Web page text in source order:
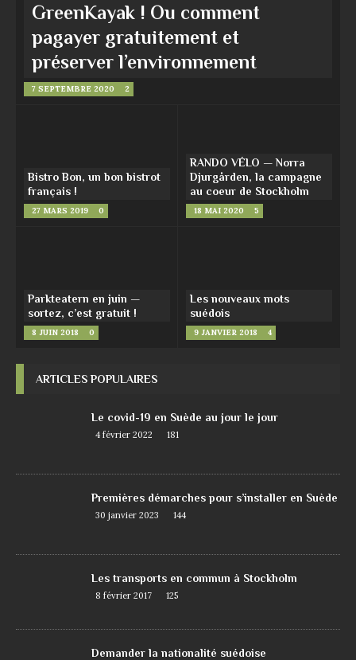
GreenKayak ! Ou comment
pagayer gratuitement et
préserver l’environnement
7 SEPTEMBRE 2020 2
Bistro Bon, un bon bistrot
français !
27 MARS 2019 0
RANDO VÉLO — Norra
Djurgården, la campagne
au coeur de Stockholm
18 MAI 2020 5
Parkteatern en juin —
sortez, c’est gratuit !
8 JUIN 2018 0
Les nouveaux mots
suédois
9 JANVIER 2018 4
ARTICLES POPULAIRES
Le covid-19 en Suède au jour le jour
4 février 2022 181
Premières démarches pour s’installer en Suède
30 janvier 2023 144
Les transports en commun à Stockholm
8 février 2017 125
Demander la nationalité suédoise